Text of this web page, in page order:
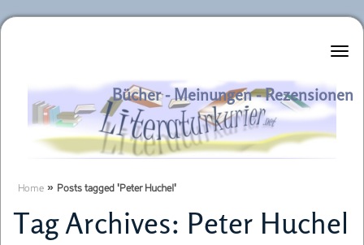
Literaturkurier.net
Bücher - Meinungen - Rezensionen
Home » Posts tagged 'Peter Huchel'
Tag Archives: Peter Huchel